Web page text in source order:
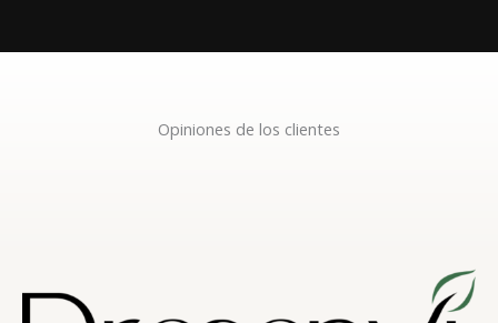
Opiniones de los clientes